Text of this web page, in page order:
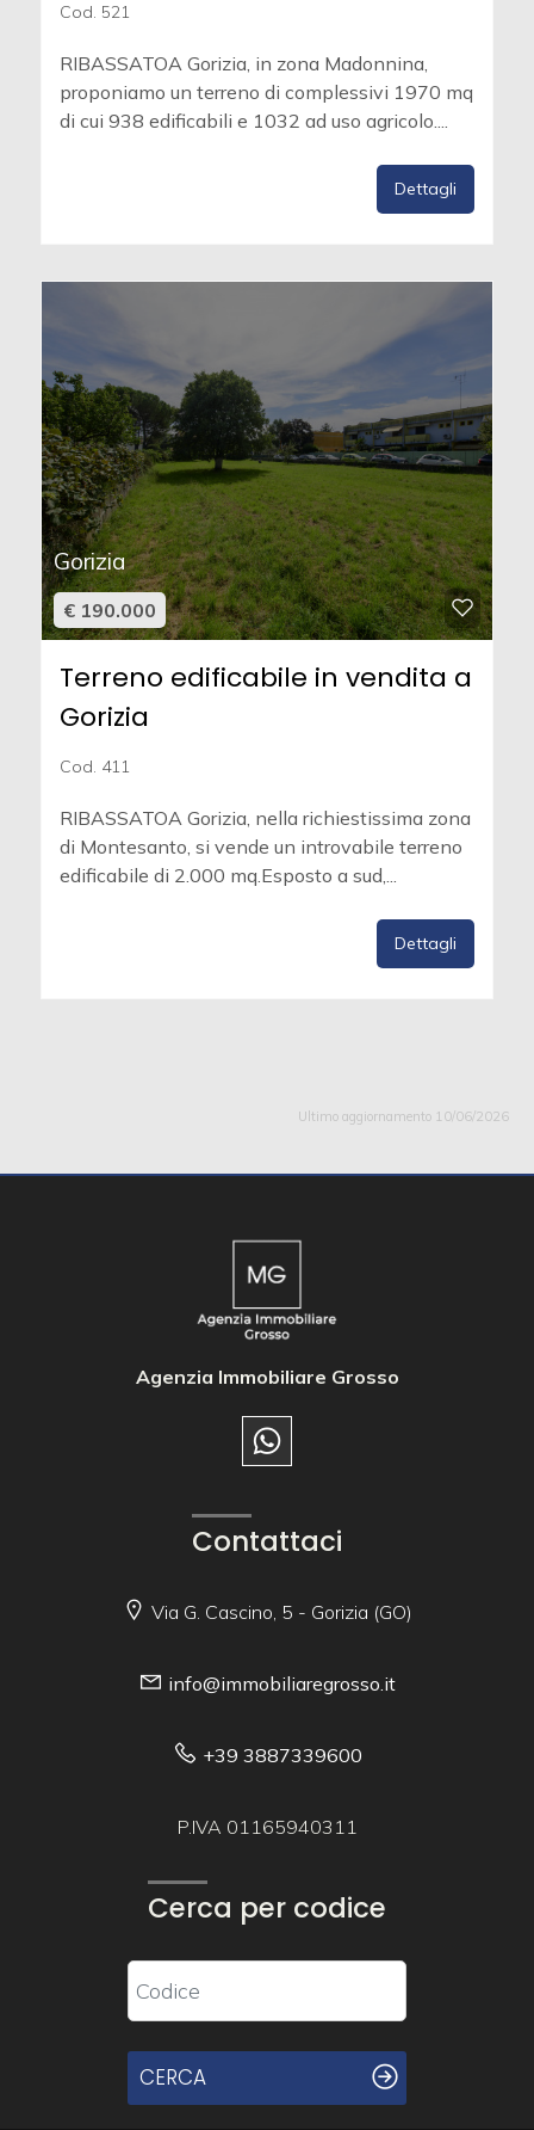
Cod. 521
RIBASSATOA Gorizia, in zona Madonnina,
proponiamo un terreno di complessivi 1970 mq
di cui 938 edificabili e 1032 ad uso agricolo....
Dettagli
Gorizia
€ 190.000
Terreno edificabile in vendita a
Gorizia
Cod. 411
RIBASSATOA Gorizia, nella richiestissima zona
di Montesanto, si vende un introvabile terreno
edificabile di 2.000 mq.Esposto a sud,...
Dettagli
Ultimo aggiornamento 10/06/2026
Agenzia Immobiliare Grosso
Contattaci
Via G. Cascino, 5 - Gorizia (GO)
info@immobiliaregrosso.it
+39 3887339600
P.IVA 01165940311
Cerca per codice
CERCA